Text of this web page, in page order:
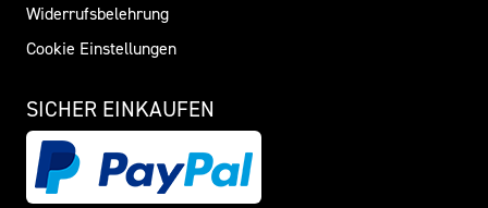
Widerrufsbelehrung
Cookie Einstellungen
SICHER EINKAUFEN